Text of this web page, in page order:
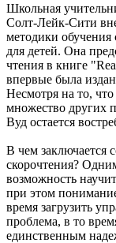
Школьная
Солт-Лейк-Сити
методики
для детей. Она
чтения в книге
впервые была
Несмотря на то, что
множество других
Вуд остается
В чем заключается
скорочтения?
возможность
при этом
время загрузить
проблема, в то
единственным